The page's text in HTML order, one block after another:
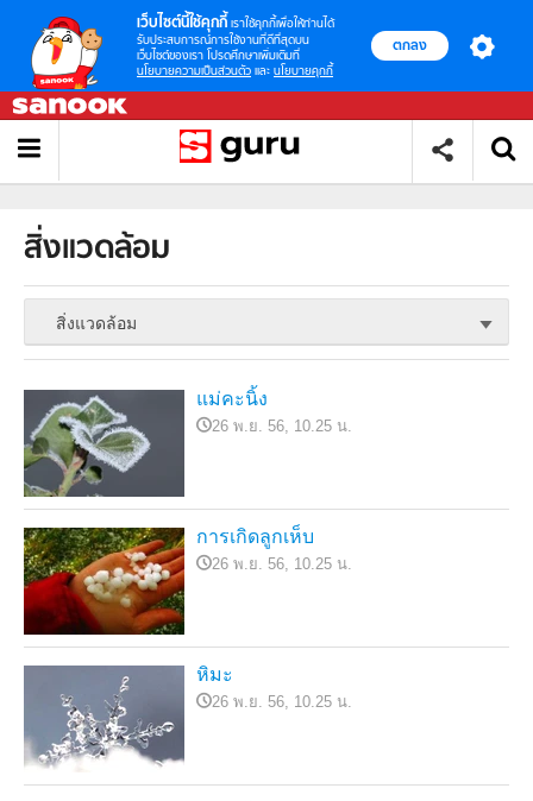
เว็บไซต์นี้ใช้คุกกี้ เราใช้คุกกี้เพื่อให้ท่านได้
รับประสบการณ์การใช้งานที่ดีที่สุดบน
เว็บไซต์ของเรา โปรดศึกษาเพิ่มเติมที่
นโยบายความเป็นส่วนตัว และ นโยบายคุกกี้
ตกลง
สิ่งแวดล้อม
สิ่งแวดล้อม
แม่คะนิ้ง
26 พ.ย. 56, 10.25 น.
การเกิดลูกเห็บ
26 พ.ย. 56, 10.25 น.
หิมะ
26 พ.ย. 56, 10.25 น.